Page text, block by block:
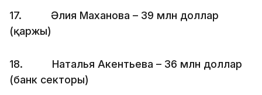
17. Әлия Маханова – 39 млн доллар
(қаржы)
18. Наталья Акентьева – 36 млн доллар
(банк секторы)